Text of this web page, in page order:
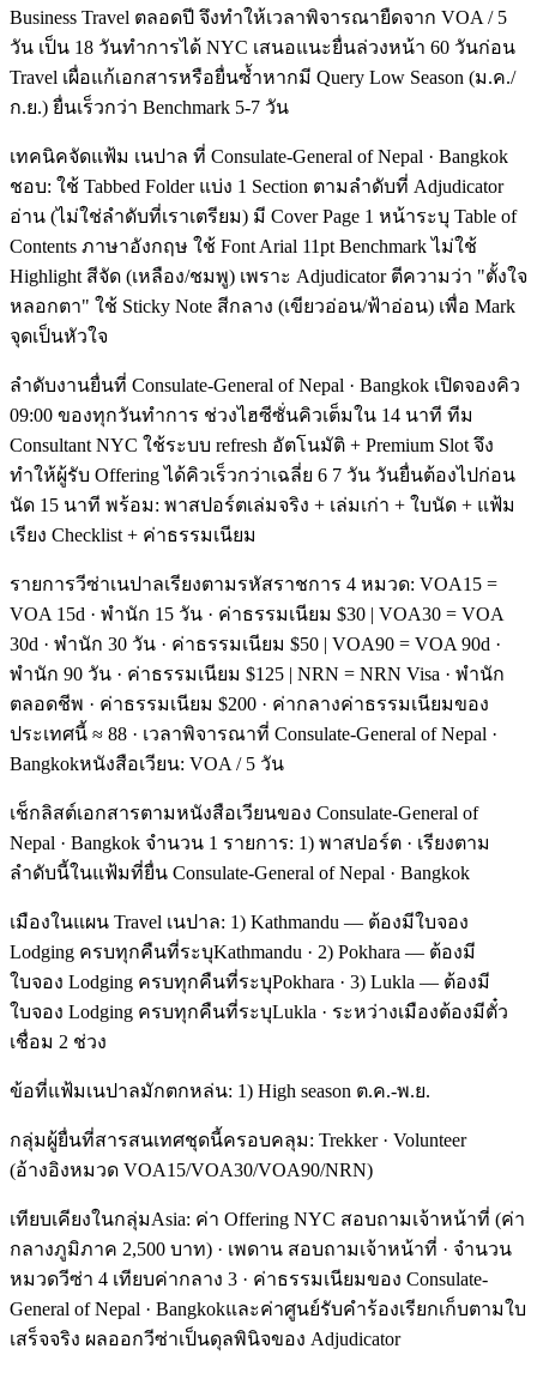
Business Travel ตลอดปี จึงทำให้เวลาพิจารณายืดจาก VOA / 5
วัน เป็น 18 วันทำการได้ NYC เสนอแนะยื่นล่วงหน้า 60 วันก่อน
Travel เผื่อแก้เอกสารหรือยื่นซ้ำหากมี Query Low Season (ม.ค./
ก.ย.) ยื่นเร็วกว่า Benchmark 5-7 วัน
เทคนิคจัดแฟ้ม เนปาล ที่ Consulate-General of Nepal · Bangkok
ชอบ: ใช้ Tabbed Folder แบ่ง 1 Section ตามลำดับที่ Adjudicator
อ่าน (ไม่ใช่ลำดับที่เราเตรียม) มี Cover Page 1 หน้าระบุ Table of
Contents ภาษาอังกฤษ ใช้ Font Arial 11pt Benchmark ไม่ใช้
Highlight สีจัด (เหลือง/ชมพู) เพราะ Adjudicator ตีความว่า "ตั้งใจ
หลอกตา" ใช้ Sticky Note สีกลาง (เขียวอ่อน/ฟ้าอ่อน) เพื่อ Mark
จุดเป็นหัวใจ
ลำดับงานยื่นที่ Consulate-General of Nepal · Bangkok เปิดจองคิว
09:00 ของทุกวันทำการ ช่วงไฮซีซั่นคิวเต็มใน 14 นาที ทีม
Consultant NYC ใช้ระบบ refresh อัตโนมัติ + Premium Slot จึง
ทำให้ผู้รับ Offering ได้คิวเร็วกว่าเฉลี่ย 6 7 วัน วันยื่นต้องไปก่อน
นัด 15 นาที พร้อม: พาสปอร์ตเล่มจริง + เล่มเก่า + ใบนัด + แฟ้ม
เรียง Checklist + ค่าธรรมเนียม
รายการวีซ่าเนปาลเรียงตามรหัสราชการ 4 หมวด: VOA15 =
VOA 15d · พำนัก 15 วัน · ค่าธรรมเนียม $30 | VOA30 = VOA
30d · พำนัก 30 วัน · ค่าธรรมเนียม $50 | VOA90 = VOA 90d ·
พำนัก 90 วัน · ค่าธรรมเนียม $125 | NRN = NRN Visa · พำนัก
ตลอดชีพ · ค่าธรรมเนียม $200 · ค่ากลางค่าธรรมเนียมของ
ประเทศนี้ ≈ 88 · เวลาพิจารณาที่ Consulate-General of Nepal ·
Bangkokหนังสือเวียน: VOA / 5 วัน
เช็กลิสต์เอกสารตามหนังสือเวียนของ Consulate-General of
Nepal · Bangkok จำนวน 1 รายการ: 1) พาสปอร์ต · เรียงตาม
ลำดับนี้ในแฟ้มที่ยื่น Consulate-General of Nepal · Bangkok
เมืองในแผน Travel เนปาล: 1) Kathmandu — ต้องมีใบจอง
Lodging ครบทุกคืนที่ระบุKathmandu · 2) Pokhara — ต้องมี
ใบจอง Lodging ครบทุกคืนที่ระบุPokhara · 3) Lukla — ต้องมี
ใบจอง Lodging ครบทุกคืนที่ระบุLukla · ระหว่างเมืองต้องมีตั๋ว
เชื่อม 2 ช่วง
ข้อที่แฟ้มเนปาลมักตกหล่น: 1) High season ต.ค.-พ.ย.
กลุ่มผู้ยื่นที่สารสนเทศชุดนี้ครอบคลุม: Trekker · Volunteer
(อ้างอิงหมวด VOA15/VOA30/VOA90/NRN)
เทียบเคียงในกลุ่มAsia: ค่า Offering NYC สอบถามเจ้าหน้าที่ (ค่า
กลางภูมิภาค 2,500 บาท) · เพดาน สอบถามเจ้าหน้าที่ · จำนวน
หมวดวีซ่า 4 เทียบค่ากลาง 3 · ค่าธรรมเนียมของ Consulate-
General of Nepal · Bangkokและค่าศูนย์รับคำร้องเรียกเก็บตามใบ
เสร็จจริง ผลออกวีซ่าเป็นดุลพินิจของ Adjudicator